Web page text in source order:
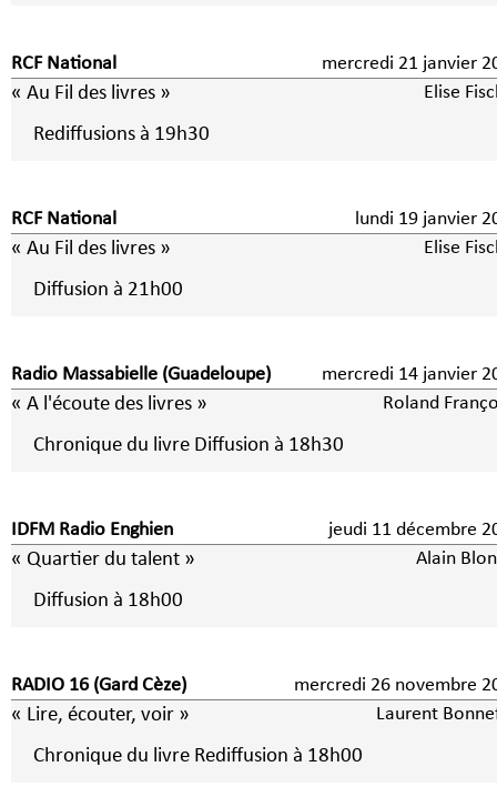
RCF National mercredi 21 janvier
« Au Fil des livres » Elise
Rediffusions à 19h30
RCF National lundi 19 janvier
« Au Fil des livres » Elise
Diffusion à 21h00
Radio Massabielle (Guadeloupe) mercredi 14 janvier
« A l'écoute des livres » Roland
Chronique du livre Diffusion à 18h30
IDFM Radio Enghien jeudi 11 décembre
« Quartier du talent » Alain
Diffusion à 18h00
RADIO 16 (Gard Cèze) mercredi 26 novembre
« Lire, écouter, voir » Laurent
Chronique du livre Rediffusion à 18h00